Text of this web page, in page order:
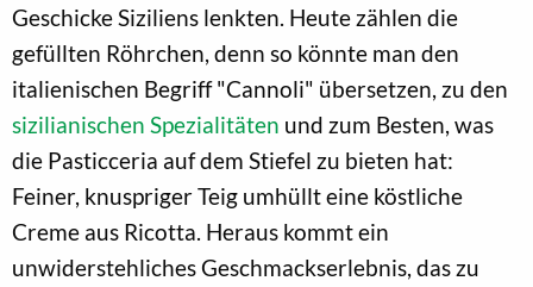
Geschicke Siziliens lenkten. Heute zählen die
gefüllten Röhrchen, denn so könnte man den
italienischen Begriff "Cannoli" übersetzen, zu den
sizilianischen Spezialitäten und zum Besten, was
die Pasticceria auf dem Stiefel zu bieten hat:
Feiner, knuspriger Teig umhüllt eine köstliche
Creme aus Ricotta. Heraus kommt ein
unwiderstehliches Geschmackserlebnis, das zu